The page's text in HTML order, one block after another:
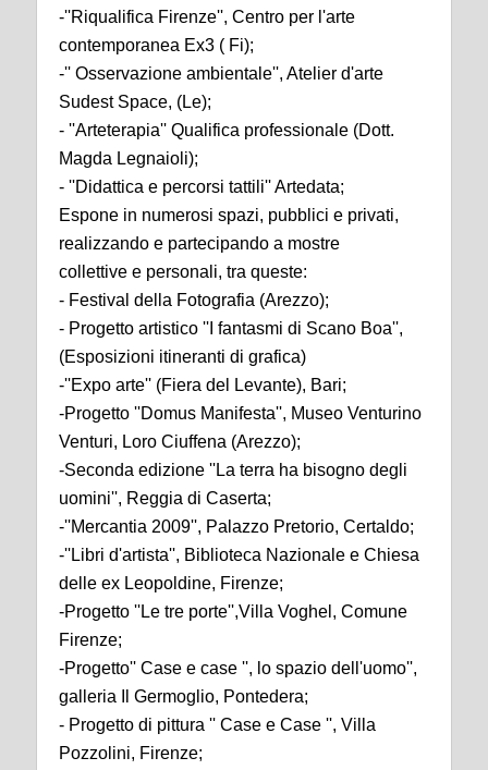
-''Riqualifica Firenze'', Centro per l'arte
contemporanea Ex3 ( Fi);
-'' Osservazione ambientale'', Atelier d'arte
Sudest Space, (Le);
- ''Arteterapia'' Qualifica professionale (Dott.
Magda Legnaioli);
- ''Didattica e percorsi tattili'' Artedata;
Espone in numerosi spazi, pubblici e privati,
realizzando e partecipando a mostre
collettive e personali, tra queste:
- Festival della Fotografia (Arezzo);
- Progetto artistico ''I fantasmi di Scano Boa'',
(Esposizioni itineranti di grafica)
-''Expo arte'' (Fiera del Levante), Bari;
-Progetto ''Domus Manifesta'', Museo Venturino
Venturi, Loro Ciuffena (Arezzo);
-Seconda edizione ''La terra ha bisogno degli
uomini'', Reggia di Caserta;
-''Mercantia 2009'', Palazzo Pretorio, Certaldo;
-''Libri d'artista'', Biblioteca Nazionale e Chiesa
delle ex Leopoldine, Firenze;
-Progetto ''Le tre porte'',Villa Voghel, Comune
Firenze;
-Progetto'' Case e case '', lo spazio dell'uomo'',
galleria Il Germoglio, Pontedera;
- Progetto di pittura '' Case e Case '', Villa
Pozzolini, Firenze;